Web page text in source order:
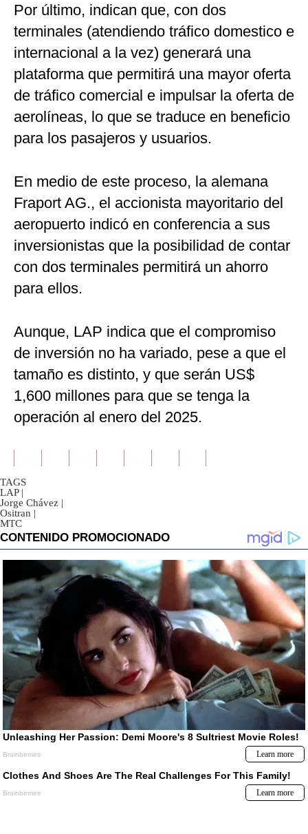
Por último, indican que, con dos
terminales (atendiendo tráfico domestico e
internacional a la vez) generará una
plataforma que permitirá una mayor oferta
de tráfico comercial e impulsar la oferta de
aerolíneas, lo que se traduce en beneficio
para los pasajeros y usuarios.
En medio de este proceso, la alemana
Fraport AG., el accionista mayoritario del
aeropuerto indicó en conferencia a sus
inversionistas que la posibilidad de contar
con dos terminales permitirá un ahorro
para ellos.
Aunque, LAP indica que el compromiso
de inversión no ha variado, pese a que el
tamaño es distinto, y que serán US$
1,600 millones para que se tenga la
operación al enero del 2025.
TAGS
LAP |
Jorge Chávez |
Ositran |
MTC